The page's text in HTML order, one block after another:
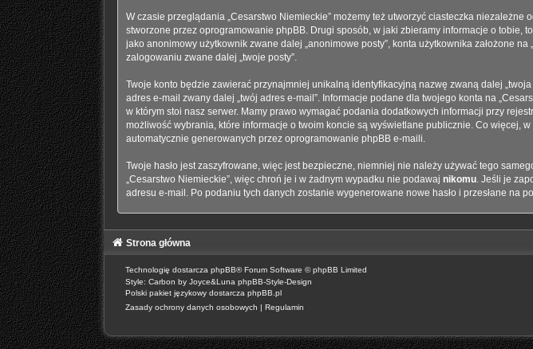
W czasie przeglądania „Cesarstwo Niemieckie” możemy też utworzyć ciasteczka
stworzone przez oprogramowanie phpBB. Drugi sposób, w jaki zbieramy informacje o tobie,
jako anonimowy użytkownik zwane dalej „anonimowe posty”, konta użytkownika założone
zalogowaniu zwane dalej „twoje posty”.
Twoje konto będzie zawierać przynajmniej unikalną identyfikacyjną nazwę zwaną dalej
adres e-mail zwany dalej „twój adres e-mail”. Informacje podane dla twojego konta na
w którym stoi nasz serwer. Mamy prawo wymagać podania dodatkowych informacji przy
możliwość wybrania, które informacje o twoim koncie są wyświetlane publicznie. Co więcej,
automatycznie generowanych przez oprogramowanie phpBB e-maili.
Twoje hasło jest zaszyfrowane, więc jest bezpieczne, niemniej nie należy używać tego
„Cesarstwo Niemieckie”, więc chroń je i w żadnym wypadku nie podawaj nikomu. Jeśli je
adresu e-mail. Po podaniu tych danych zostanie wygenerowane nowe hasło i przesłane na
Strona główna
Technologię dostarcza phpBB® Forum Software © phpBB Limited
Style: Carbon by Joyce&Luna phpBB-Style-Design
Polski pakiet językowy dostarcza phpBB.pl
Zasady ochrony danych osobowych | Regulamin